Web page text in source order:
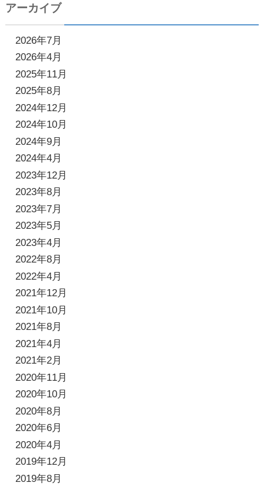
アーカイブ
2026年7月
2026年4月
2025年11月
2025年8月
2024年12月
2024年10月
2024年9月
2024年4月
2023年12月
2023年8月
2023年7月
2023年5月
2023年4月
2022年8月
2022年4月
2021年12月
2021年10月
2021年8月
2021年4月
2021年2月
2020年11月
2020年10月
2020年8月
2020年6月
2020年4月
2019年12月
2019年8月